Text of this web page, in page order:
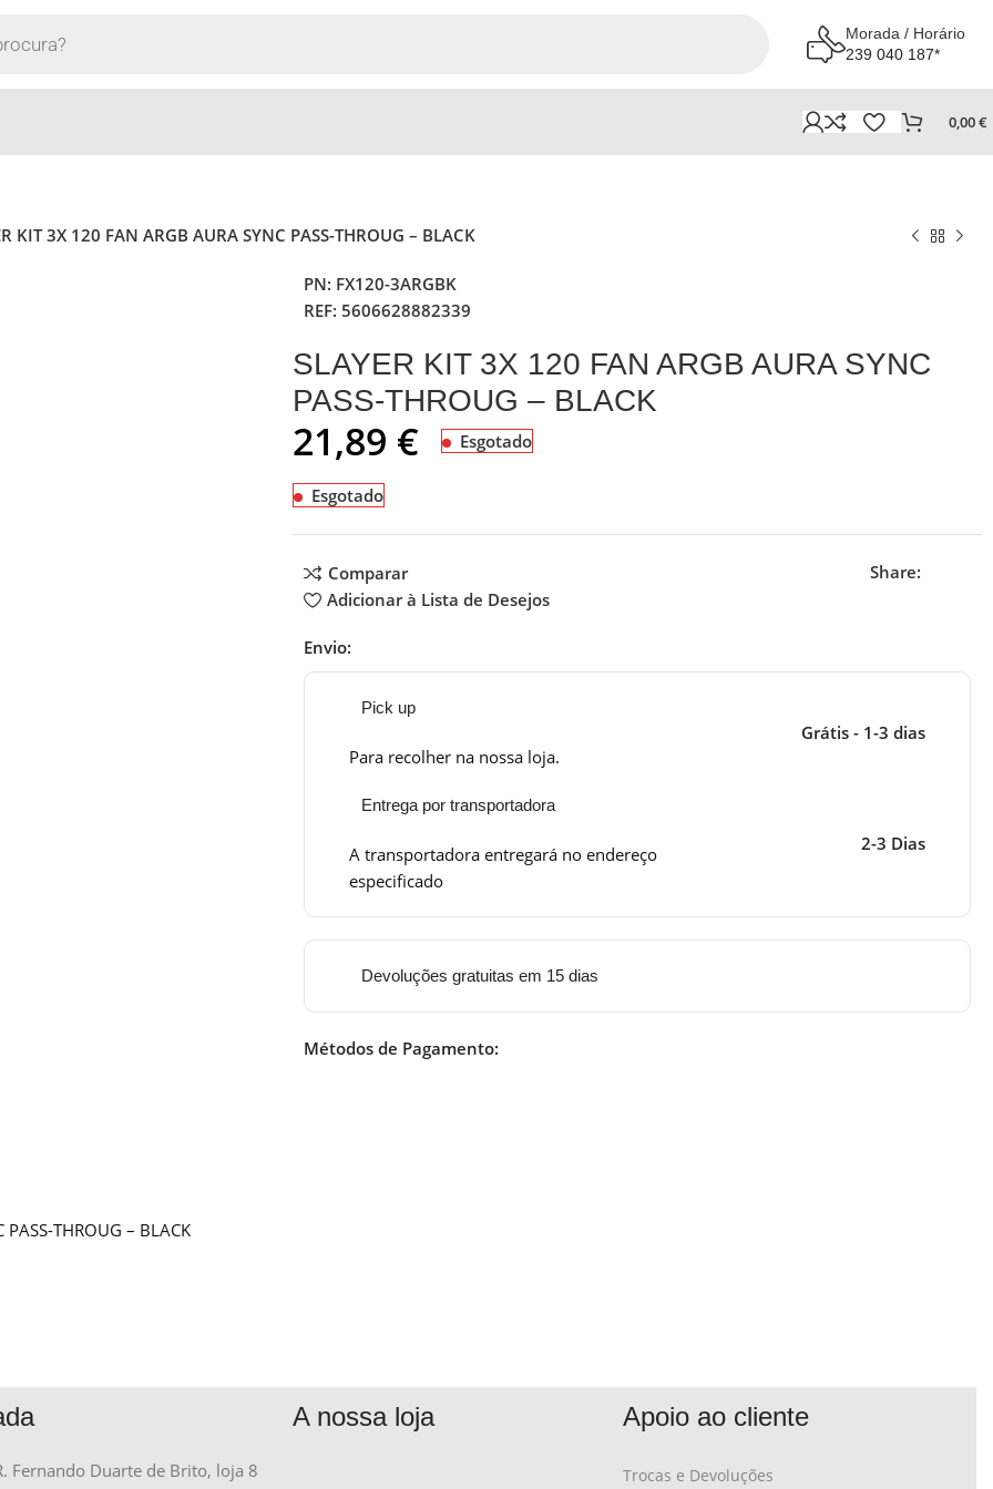
Morada / Horário
239 040 187*
0,00€
KIT 3X 120 FAN ARGB AURA SYNC PASS-THROUG – BLACK
PN: FX120-3ARGBK
REF: 5606628882339
SLAYER KIT 3X 120 FAN ARGB AURA SYNC
PASS-THROUG – BLACK
21,89 € Esgotado
Esgotado
Comparar
Adicionar à Lista de Desejos
Share:
Envio:
Pick up
Para recolher na nossa loja.
Grátis - 1-3 dias
Entrega por transportadora
A transportadora entregará no endereço
especificado
2-3 Dias
Devoluções gratuitas em 15 dias
Métodos de Pagamento:
PASS-THROUG – BLACK
Fernando Duarte de Brito, loja 8
A nossa loja Apoio ao cliente
Trocas e Devoluções